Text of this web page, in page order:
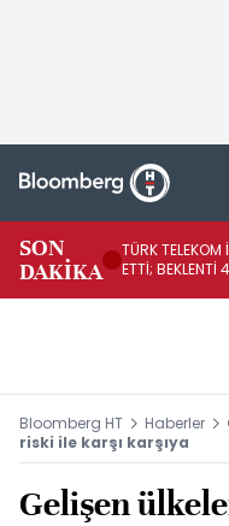
SON
DAKİKA
TÜRK TELEKOM
ETTİ; BEKLENTİ
Bloomberg HT Haberler
riski ile karşı karşıya
Gelişen